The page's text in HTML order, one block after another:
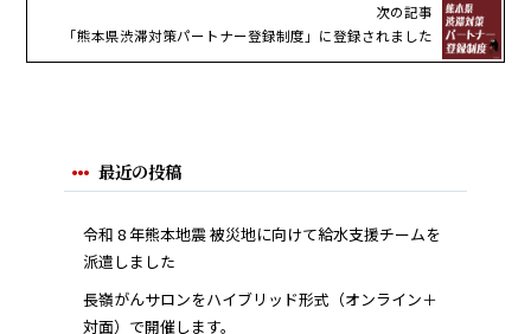
次の記事
「熊本県渋滞対策パートナー登録制度」に登録されました
最近の投稿
令和 8 年熊本地震 被災地に向けて給水支援チームを
派遣しました
長嶺がんサロンをハイブリッド形式（オンライン＋
対面）で開催します。